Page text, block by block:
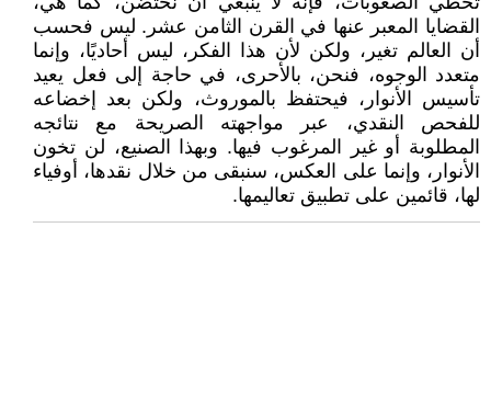
القضايا المعبر عنها في القرن الثامن عشر. ليس فحسب
أن العالم تغير، ولكن لأن هذا الفكر، ليس أحاديًا، وإنما
متعدد الوجوه، فنحن، بالأحرى، في حاجة إلى فعل يعيد
تأسيس الأنوار، فيحتفظ بالموروث، ولكن بعد إخضاعه
للفحص النقدي، عبر مواجهته الصريحة مع نتائجه
المطلوبة أو غير المرغوب فيها. وبهذا الصنيع، لن تخون
الأنوار، وإنما على العكس، سنبقى من خلال نقدها، أوفياء
لها، قائمين على تطبيق تعاليمها.